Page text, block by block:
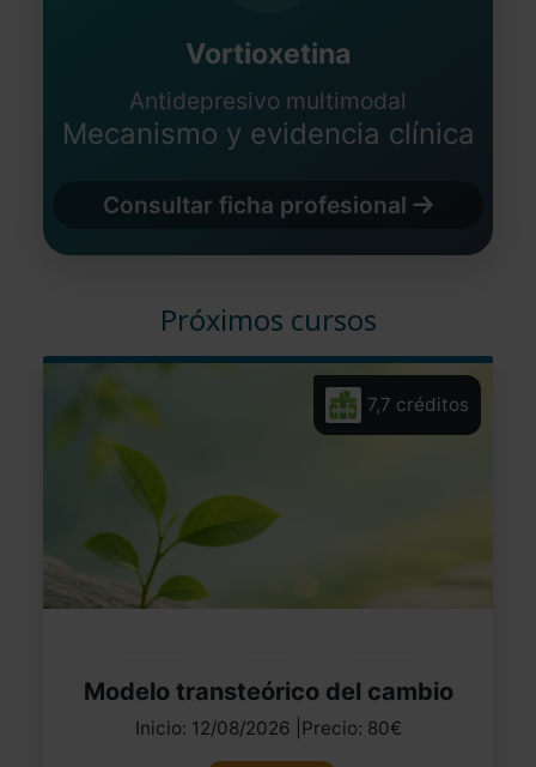
Vortioxetina
Antidepresivo multimodal
Mecanismo y evidencia clínica
Consultar ficha profesional
Próximos cursos
7,7 créditos
Modelo transteórico del cambio
Inicio: 12/08/2026 |Precio: 80€